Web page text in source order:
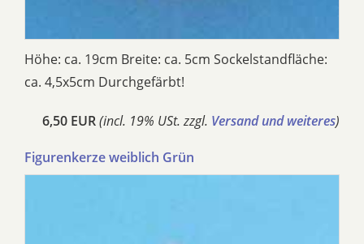
Höhe: ca. 19cm Breite: ca. 5cm Sockelstandfläche:
ca. 4,5x5cm Durchgefärbt!
6,50 EUR(incl. 19% USt. zzgl. Versand und weiteres)
Figurenkerze weiblich Grün